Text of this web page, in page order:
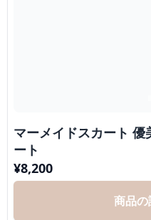
マーメイドスカート
ート
¥8,200
商品